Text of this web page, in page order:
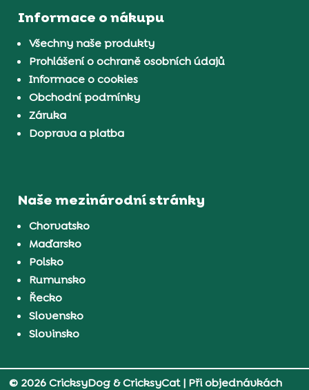
Informace o nákupu
Všechny naše produkty
Prohlášení o ochraně osobních údajů
Informace o cookies
Obchodní podmínky
Záruka
Doprava a platba
Naše mezinárodní stránky
Chorvatsko
Maďarsko
Polsko
Rumunsko
Řecko
Slovensko
Slovinsko
© 2026 CricksyDog & CricksyCat| Při objednávkách